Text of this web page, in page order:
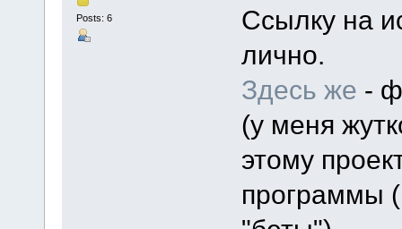
Posts: 6
Ссылку на
лично.
Здесь же -
(у меня
этому
программы